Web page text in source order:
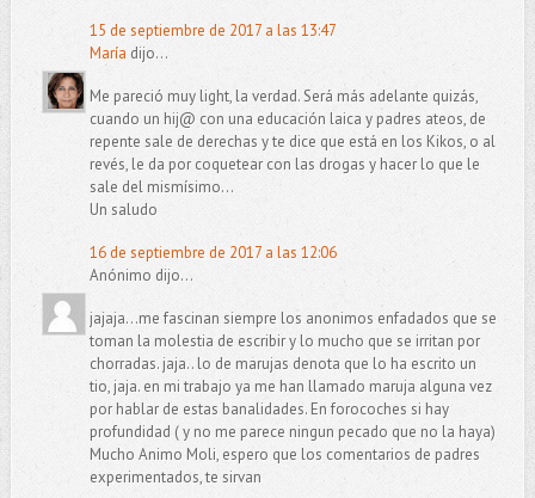
15 de septiembre de 2017 a las 13:47
María dijo...
Me pareció muy light, la verdad. Será más adelante quizás,
cuando un hij@ con una educación laica y padres ateos, de
repente sale de derechas y te dice que está en los Kikos, o al
revés, le da por coquetear con las drogas y hacer lo que le
sale del mismísimo...
Un saludo
16 de septiembre de 2017 a las 12:06
Anónimo dijo...
jajaja...me fascinan siempre los anonimos enfadados que se
toman la molestia de escribir y lo mucho que se irritan por
chorradas. jaja.. lo de marujas denota que lo ha escrito un
tio, jaja. en mi trabajo ya me han llamado maruja alguna vez
por hablar de estas banalidades. En forocoches si hay
profundidad ( y no me parece ningun pecado que no la haya)
Mucho Animo Moli, espero que los comentarios de padres
experimentados, te sirvan